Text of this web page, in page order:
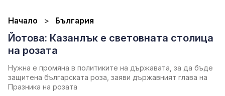
Начало България
Йотова: Казанлък е световната столица
на розата
Нужна е промяна в политиките на държавата, за да бъде
защитена българската роза, заяви държавният глава на
Празника на розата